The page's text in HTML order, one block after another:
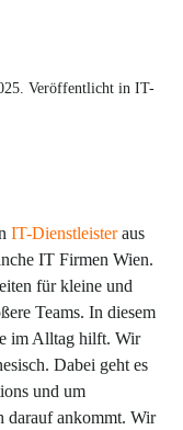
. Veröffentlicht in IT-
IT-Dienstleisteraus
IT Firmen Wien.
für kleine und
Teams. In diesem
im Alltag hilft. Wir
Dabei geht es
und um
darauf ankommt. Wir